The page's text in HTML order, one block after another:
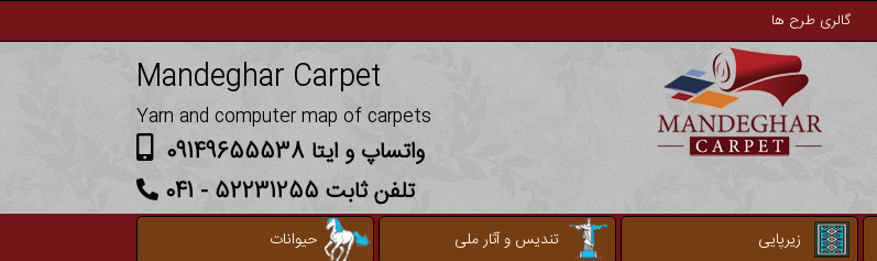
گالری طرح ها
Mandeghar Carpet
Yarn and computer map of carpets
واتساپ و ایتا 09149655538
تلفن ثابت 52231255 - 041
زیرپایی تندیس و آثار ملی
حیوانات